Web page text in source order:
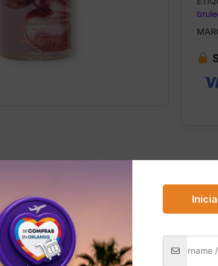
Mist de Victoria’s Secret es una versión
y melosos con un giro gourmand
Blossom, aportando dulzura floral. En el